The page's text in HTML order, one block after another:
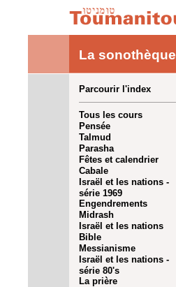
La sonothèque
Parcourir l'index
Tous les cours
Pensée
Talmud
Parasha
Fêtes et calendrier
Cabale
Israël et les nations -
série 1969
Engendrements
Midrash
Israël et les nations
Bible
Messianisme
Israël et les nations -
série 80's
La prière